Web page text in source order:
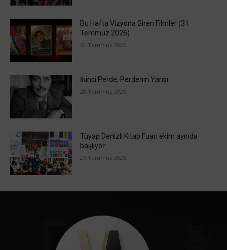
Bu Hafta Vizyona Giren Filmler (31
Temmuz 2026)
31 Temmuz 2026
İkinci Perde, Perdenin Yarısı
28 Temmuz 2026
Tüyap Denizli Kitap Fuarı ekim ayında
başlıyor
27 Temmuz 2026